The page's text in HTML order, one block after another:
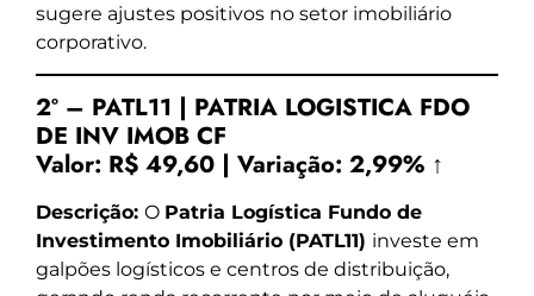
sugere ajustes positivos no setor imobiliário
corporativo.
2º – PATL11 | PATRIA LOGISTICA FDO
DE INV IMOB CF
Valor: R$ 49,60 | Variação: 2,99% ↑
Descrição: O Patria Logística Fundo de
Investimento Imobiliário (PATL11) investe em
galpões logísticos e centros de distribuição,